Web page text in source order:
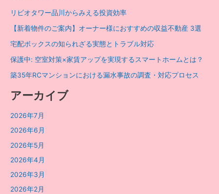
リビオタワー品川からみえる投資効率
【新着物件のご案内】オーナー様におすすめの収益不動産 3選
宅配ボックスの知られざる実態とトラブル対応
保護中: 空室対策×家賃アップを実現するスマートホームとは？
築35年RCマンションにおける漏水事故の調査・対応プロセス
アーカイブ
2026年7月
2026年6月
2026年5月
2026年4月
2026年3月
2026年2月